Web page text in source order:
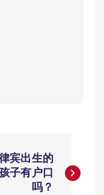
宾出生的
子有户口
吗？